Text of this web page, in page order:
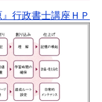
』行政書士講座ＨＰ